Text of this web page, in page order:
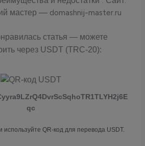
мастер — domashnij-master.ru
статья — можете
через USDT (TRC-20):
qc
используйте QR-код для перевода USDT.